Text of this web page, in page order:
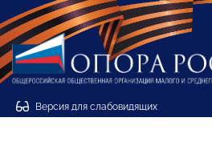
Версия для слабовидящих